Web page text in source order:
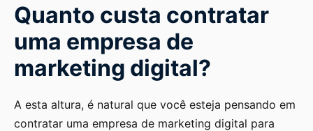
Quanto custa contratar
uma empresa de
marketing digital?
A esta altura, é natural que você esteja pensando em
contratar uma empresa de marketing digital para